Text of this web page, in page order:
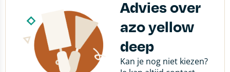
Advies over
azo yellow
deep
Kan je nog niet kiezen?